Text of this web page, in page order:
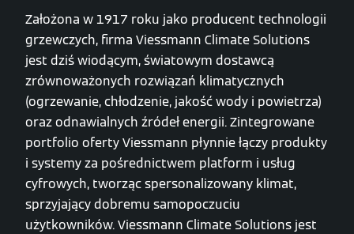
Założona w 1917 roku jako producent technologii
grzewczych, firma Viessmann Climate Solutions
jest dziś wiodącym, światowym dostawcą
zrównoważonych rozwiązań klimatycznych
(ogrzewanie, chłodzenie, jakość wody i powietrza)
oraz odnawialnych źródeł energii. Zintegrowane
portfolio oferty Viessmann płynnie łączy produkty
i systemy za pośrednictwem platform i usług
cyfrowych, tworząc spersonalizowany klimat,
sprzyjający dobremu samopoczuciu
użytkowników. Viessmann Climate Solutions jest